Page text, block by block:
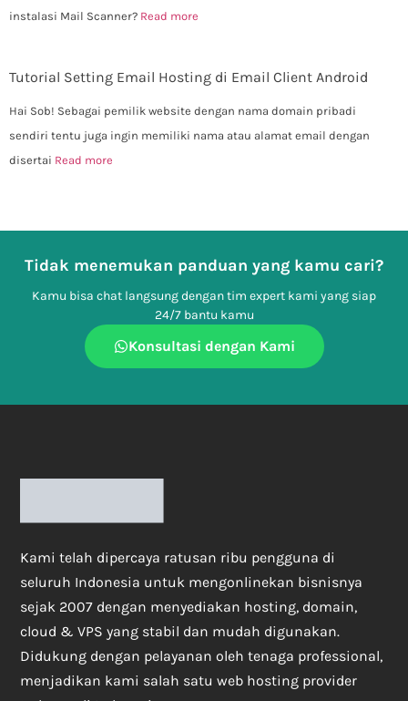
instalasi Mail Scanner? Read more
Tutorial Setting Email Hosting di Email Client Android
Hai Sob! Sebagai pemilik website dengan nama domain pribadi
sendiri tentu juga ingin memiliki nama atau alamat email dengan
disertai Read more
Tidak menemukan panduan yang kamu cari?
Kamu bisa chat langsung dengan tim expert kami yang siap
24/7 bantu kamu
Konsultasi dengan Kami
Kami telah dipercaya ratusan ribu pengguna di
seluruh Indonesia untuk mengonlinekan bisnisnya
sejak 2007 dengan menyediakan hosting, domain,
cloud & VPS yang stabil dan mudah digunakan.
Didukung dengan pelayanan oleh tenaga professional,
menjadikan kami salah satu web hosting provider